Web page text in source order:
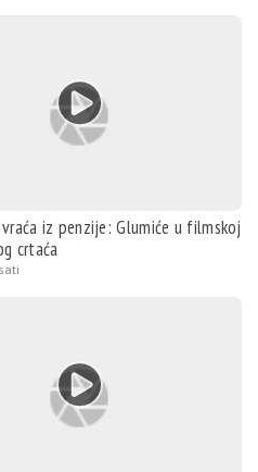
iz penzije: Glumiće u filmskoj
crtaća